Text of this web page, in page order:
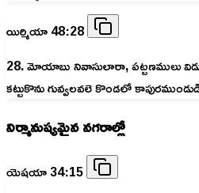
యిర్మియా 48:28
28. మోయాబు నివాసులారా, పట్టణములు
కట్టుకొను గువ్వలవలె కొండలో
నిర్మానుష్యమైన నగరాల్లో
యెషయా 34:15